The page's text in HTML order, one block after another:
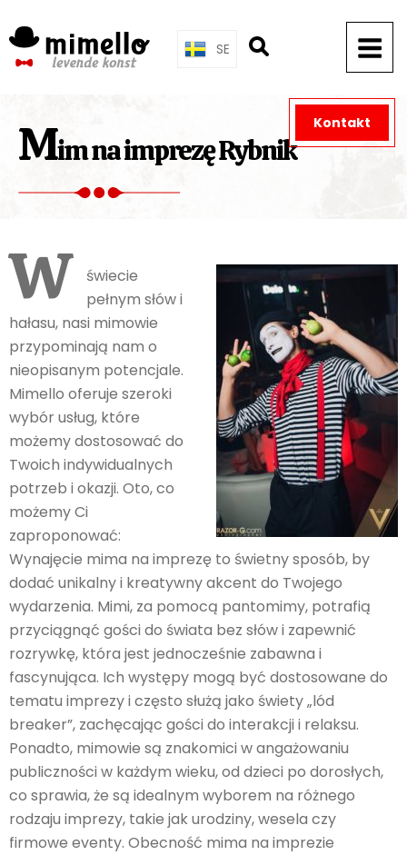
to
content
SE
Mim na imprezę Rybnik
W
świecie
pełnym słów i
hałasu, nasi mimowie
przypominają nam o
nieopisanym potencjale.
Mimello oferuje szeroki
wybór usług, które
możemy dostosować do
Twoich indywidualnych
potrzeb i okazji. Oto, co
możemy Ci
zaproponować:
Wynajęcie mima na imprezę to świetny sposób, by
dodać unikalny i kreatywny akcent do Twojego
wydarzenia. Mimi, za pomocą pantomimy, potrafią
przyciągnąć gości do świata bez słów i zapewnić
rozrywkę, która jest jednocześnie zabawna i
fascynująca. Ich występy mogą być dostosowane do
tematu imprezy i często służą jako świety „lód
breaker”, zachęcając gości do interakcji i relaksu.
Ponadto, mimowie są znakomici w angażowaniu
publiczności w każdym wieku, od dzieci po dorosłych,
co sprawia, że są idealnym wyborem na różnego
rodzaju imprezy, takie jak urodziny, wesela czy
firmowe eventy. Obecność mima na imprezie
Kontakt